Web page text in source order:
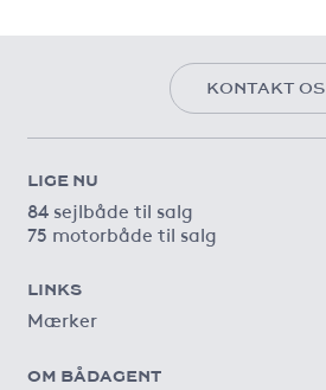
KONTAKT OS
LIGE NU
84 sejlbåde til salg
75 motorbåde til salg
LINKS
Mærker
OM BÅDAGENT